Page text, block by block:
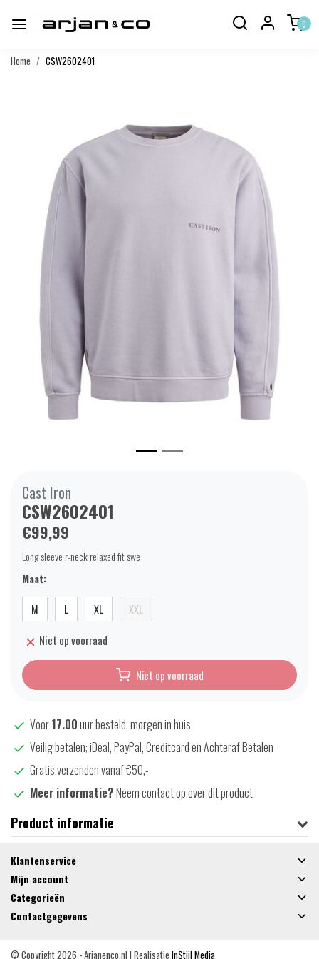
0
Home CSW2602401
Vorige
Cast Iron
CSW2602401
€99,99
Long sleeve r-neck relaxed fit swe
Maat:
M L XL XXL
Niet op voorraad
Niet op voorraad
Voor17.00uur besteld, morgen in huis
Veilig betalen; iDeal, PayPal, Creditcard en Achteraf Betalen
Gratis verzenden vanaf €50,-
Meer informatie?Neem contact op over dit product
Product informatie
Klantenservice
Mijn account
Categorieën
Contactgegevens
© Copyright 2026 - Arjanenco.nl | Realisatie InStijl Media